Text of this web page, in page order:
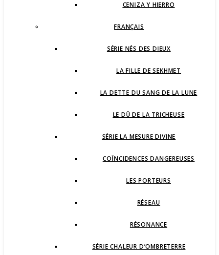
CENIZA Y HIERRO
FRANÇAIS
SÉRIE NÉS DES DIEUX
LA FILLE DE SEKHMET
LA DETTE DU SANG DE LA LUNE
LE DÛ DE LA TRICHEUSE
SÉRIE LA MESURE DIVINE
COÏNCIDENCES DANGEREUSES
LES PORTEURS
RÉSEAU
RÉSONANCE
SÉRIE CHALEUR D’OMBRETERRE